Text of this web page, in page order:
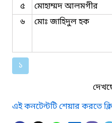
৫ মোহাম্মদ আলমগীর
৬
মোঃ জাহিদুল হক
১
এই কনটেন্টটি শেয়ার করতে